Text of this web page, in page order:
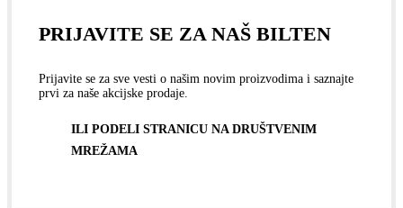
PRIJAVITE SE ZA NAŠ BILTEN
Prijavite se za sve vesti o našim novim proizvodima i saznajte
prvi za naše akcijske prodaje.
ILI PODELI STRANICU NA DRUŠTVENIM
MREŽAMA